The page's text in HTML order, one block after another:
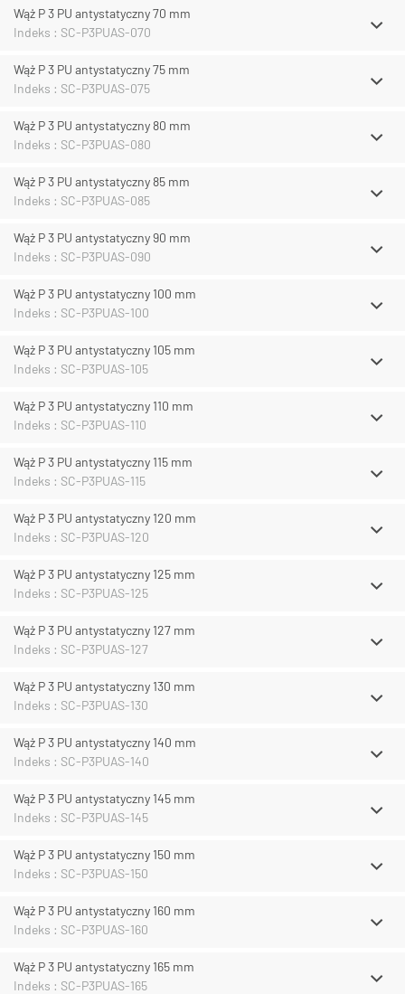
Wąż P 3 PU antystatyczny 70 mm
Indeks : SC-P3PUAS-070
Wąż P 3 PU antystatyczny 75 mm
Indeks : SC-P3PUAS-075
Wąż P 3 PU antystatyczny 80 mm
Indeks : SC-P3PUAS-080
Wąż P 3 PU antystatyczny 85 mm
Indeks : SC-P3PUAS-085
Wąż P 3 PU antystatyczny 90 mm
Indeks : SC-P3PUAS-090
Wąż P 3 PU antystatyczny 100 mm
Indeks : SC-P3PUAS-100
Wąż P 3 PU antystatyczny 105 mm
Indeks : SC-P3PUAS-105
Wąż P 3 PU antystatyczny 110 mm
Indeks : SC-P3PUAS-110
Wąż P 3 PU antystatyczny 115 mm
Indeks : SC-P3PUAS-115
Wąż P 3 PU antystatyczny 120 mm
Indeks : SC-P3PUAS-120
Wąż P 3 PU antystatyczny 125 mm
Indeks : SC-P3PUAS-125
Wąż P 3 PU antystatyczny 127 mm
Indeks : SC-P3PUAS-127
Wąż P 3 PU antystatyczny 130 mm
Indeks : SC-P3PUAS-130
Wąż P 3 PU antystatyczny 140 mm
Indeks : SC-P3PUAS-140
Wąż P 3 PU antystatyczny 145 mm
Indeks : SC-P3PUAS-145
Wąż P 3 PU antystatyczny 150 mm
Indeks : SC-P3PUAS-150
Wąż P 3 PU antystatyczny 160 mm
Indeks : SC-P3PUAS-160
Wąż P 3 PU antystatyczny 165 mm
Indeks : SC-P3PUAS-165